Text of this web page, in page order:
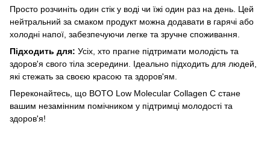
Просто розчиніть один стік у воді чи їжі один раз на день. Цей
нейтральний за смаком продукт можна додавати в гарячі або
холодні напої, забезпечуючи легке та зручне споживання.
Підходить для: Усіх, хто прагне підтримати молодість та
здоров'я свого тіла зсередини. Ідеально підходить для людей,
які стежать за своєю красою та здоров'ям.
Переконайтесь, що BOTO Low Molecular Collagen C стане
вашим незамінним помічником у підтримці молодості та
здоров'я!